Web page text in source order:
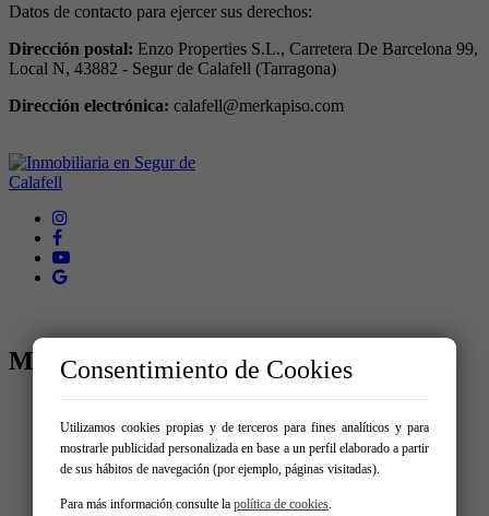
Datos de contacto para ejercer sus derechos:
Dirección postal: Enzo Properties S.L., Carretera De Barcelona 99,
Local N, 43882 - Segur de Calafell (Tarragona)
Dirección electrónica: calafell@merkapiso.com
MENÚ
Comprar
Vende tu inmueble
Blog
Contacto
Consentimiento de Cookies
Utilizamos cookies propias y de terceros para fines analíticos y para
mostrarle publicidad personalizada en base a un perfil elaborado a partir
de sus hábitos de navegación (por ejemplo, páginas visitadas).
Para más información consulte la política de cookies.